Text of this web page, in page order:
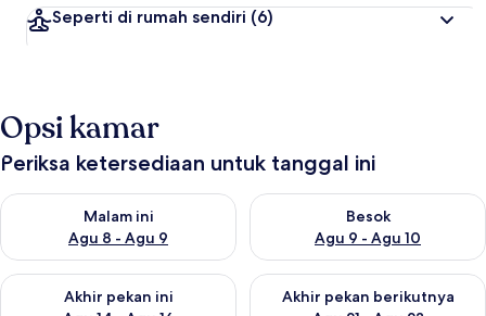
Seperti di rumah sendiri (6)
Opsi kamar
Periksa ketersediaan untuk tanggal ini
Malam ini
Agu 8 - Agu 9
Periksa ketersediaan untuk malam ini Agu 8 - Agu 9
Besok
Agu 9 - Agu 10
Periksa ketersediaan untuk
Akhir pekan ini
Periksa ketersediaan untuk akhir pekan ini Agu 14 - Agu 16
Akhir pekan berikutnya
Periksa ketersediaan untuk